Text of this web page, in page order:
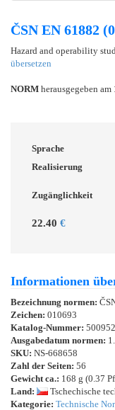
ČSN EN 61882
Hazard and operability
übersetzen
NORM herausgegeben am
Sprache
Realisierung
Zugänglichkeit
22.40 €
Informationen
Bezeichnung normen:
Zeichen: 010693
Katalog-Nummer: 500952
Ausgabedatum normen:
SKU: NS-668658
Zahl der Seiten: 56
Gewicht ca.: 168 g (0.37
Land:
Tschechische
Kategorie: Technische